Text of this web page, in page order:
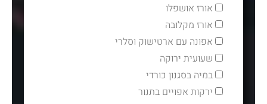
אורז אושפלו
אורז מקלובה
אפונה עם ארטישוק וסלרי
שעועית ירוקה
במיה בסגנון כורדי
ירקות אפויים בתנור